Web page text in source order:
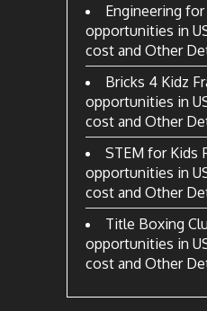
Engineering
opportunities in
cost and Other
Bricks 4 Kidz
opportunities in
cost and Other
STEM for Kids
opportunities in
cost and Other
Title Boxing
opportunities in
cost and Other